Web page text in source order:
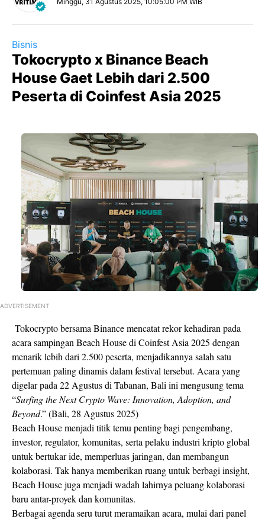
Bisnis
Tokocrypto x Binance Beach
House Gaet Lebih dari 2.500
Peserta di Coinfest Asia 2025
ADVERTISEMENT
Tokocrypto bersama Binance mencatat rekor kehadiran pada
acara sampingan Beach House di Coinfest Asia 2025 dengan
menarik lebih dari 2.500 peserta, menjadikannya salah satu
pertemuan paling dinamis dalam festival tersebut. Acara yang
digelar pada 22 Agustus di Tabanan, Bali ini mengusung tema
“Surfing the Next Crypto Wave: Innovation, Adoption, and
Beyond.” (Bali, 28 Agustus 2025)
Beach House menjadi titik temu penting bagi pengembang,
investor, regulator, komunitas, serta pelaku industri kripto global
untuk bertukar ide, memperluas jaringan, dan membangun
kolaborasi. Tak hanya memberikan ruang untuk berbagi insight,
Beach House juga menjadi wadah lahirnya peluang kolaborasi
baru antar-proyek dan komunitas.
Berbagai agenda seru turut meramaikan acara, mulai dari panel